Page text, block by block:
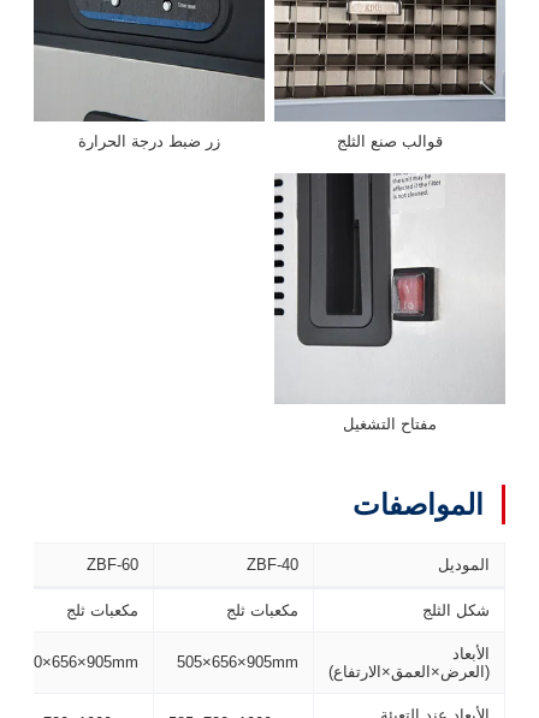
قوالب صنع الثلج زر ضبط درجة الحرارة
مفتاح التشغيل
المواصفات
الموديل ZBF-40
ZBF-60
شكل الثلج مكعبات ثلج مكعبات ثلج
الأبعاد
(العرض×العمق×الارتفاع)
505×656×905mm
610×656×905mm